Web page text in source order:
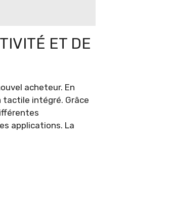
ET DE
acheteur. En
intégré. Grâce
applications. La